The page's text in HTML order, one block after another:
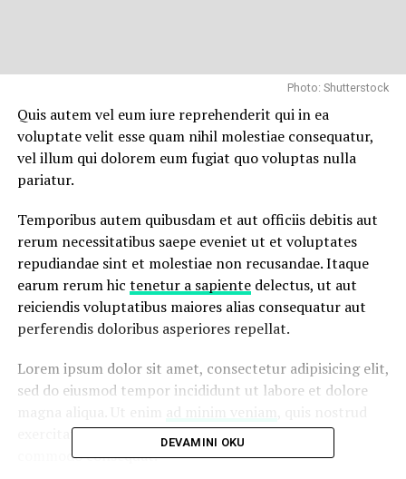
Photo: Shutterstock
Quis autem vel eum iure reprehenderit qui in ea
voluptate velit esse quam nihil molestiae consequatur,
vel illum qui dolorem eum fugiat quo voluptas nulla
pariatur.
Temporibus autem quibusdam et aut officiis debitis aut
rerum necessitatibus saepe eveniet ut et voluptates
repudiandae sint et molestiae non recusandae. Itaque
earum rerum hic tenetur a sapientedelectus, ut aut
reiciendis voluptatibus maiores alias consequatur aut
perferendis doloribus asperiores repellat.
Lorem ipsum dolor sit amet, consectetur adipisicing elit,
sed do eiusmod tempor incididunt ut labore et dolore
exercitation ullamco laboris nisi ut aliquip ex ea
commodo consequat.
DEVAMINI OKU